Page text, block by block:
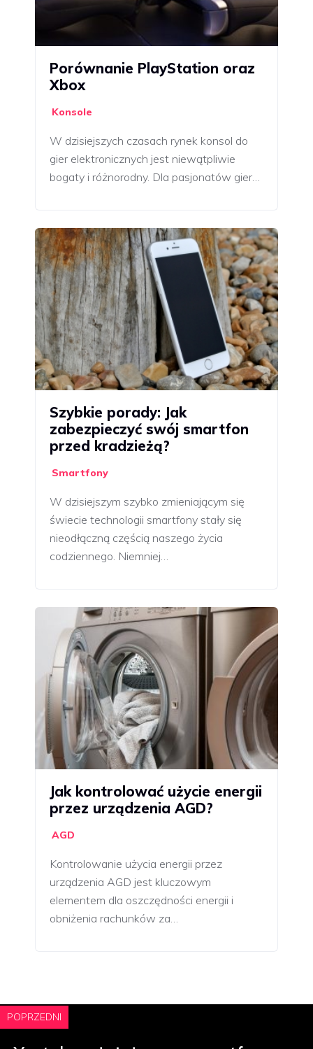
Porównanie PlayStation oraz
Xbox
Konsole
W dzisiejszych czasach rynek konsol do
gier elektronicznych jest niewątpliwie
bogaty i różnorodny. Dla pasjonatów gier…
Szybkie porady: Jak
zabezpieczyć swój smartfon
przed kradzieżą?
Smartfony
W dzisiejszym szybko zmieniającym się
świecie technologii smartfony stały się
nieodłączną częścią naszego życia
codziennego. Niemniej…
Jak kontrolować użycie energii
przez urządzenia AGD?
AGD
Kontrolowanie użycia energii przez
urządzenia AGD jest kluczowym
elementem dla oszczędności energii i
obniżenia rachunków za…
POPRZEDNI